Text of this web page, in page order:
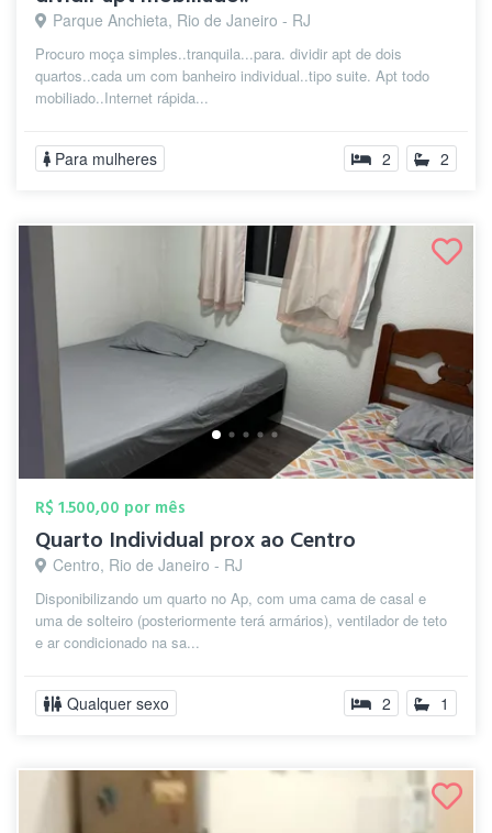
Parque Anchieta, Rio de Janeiro - RJ
Procuro moça simples..tranquila...para. dividir apt de dois
quartos..cada um com banheiro individual..tipo suite. Apt todo
mobiliado..Internet rápida...
Para mulheres 2 2
R$ 1.500,00 por mês
Quarto Individual prox ao Centro
Centro, Rio de Janeiro - RJ
Disponibilizando um quarto no Ap, com uma cama de casal e
uma de solteiro (posteriormente terá armários), ventilador de teto
e ar condicionado na sa...
Qualquer sexo 2 1